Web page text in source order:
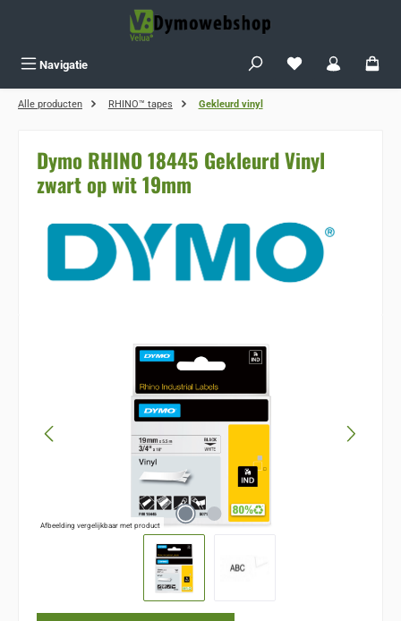
Navigatie Je hebt 0 items op
Alle producten RHINO™ tapes Gekleurd vinyl
Dymo RHINO 18445 Gekleurd Vinyl
zwart op wit 19mm
Sla de afbeeldingengalerij over
Afbeelding vergelijkbaar met product